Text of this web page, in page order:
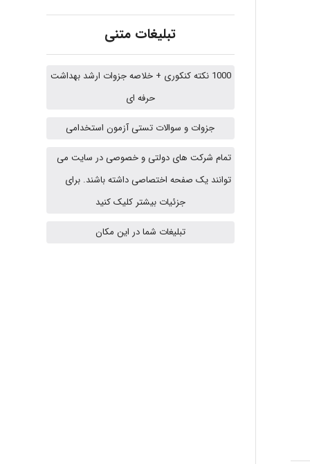
HaddadiMahsa
arman.m
Hasan haghparast
تبلیغات متنی
1000 نکته کنکوری + خلاصه جزوات ارشد بهداشت
حرفه ای
جزوات و سوالات تستی آزمون استخدامی
تمام شرکت های دولتی و خصوصی در سایت می
توانند یک صفحه اختصاصی داشته باشند. برای
جزئیات بیشتر کلیک کنید
تبلیغات شما در این مکان